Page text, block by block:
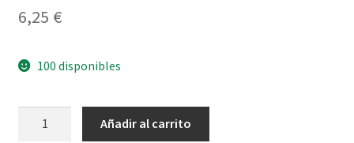
6,25 €
100 disponibles
Añadir al carrito